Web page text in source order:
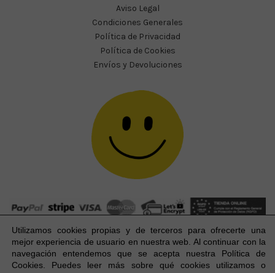
Aviso Legal
Condiciones Generales
Política de Privacidad
Política de Cookies
Envíos y Devoluciones
Happy Party Studio® 2023-2026 I © Todos los derechos
Utilizamos cookies propias y de terceros para ofrecerte una
mejor experiencia de usuario en nuestra web. Al continuar con la
navegación entendemos que se acepta nuestra Política de
Cookies. Puedes leer más sobre qué cookies utilizamos o
1